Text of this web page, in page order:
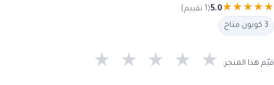
★
★
★
★
★
5.0(1 تقييم)
3 كوبون متاح
قيّم هذا المتجر: ★ ★ ★ ★ ★